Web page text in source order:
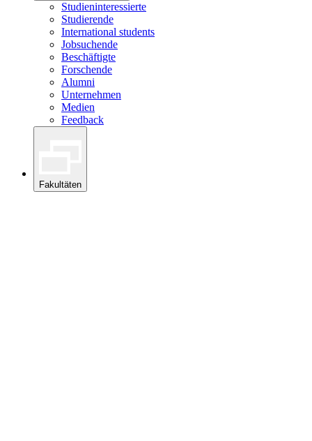
Studieninteressierte
Studierende
International students
Jobsuchende
Beschäftigte
Forschende
Alumni
Unternehmen
Medien
Feedback
Fakultäten